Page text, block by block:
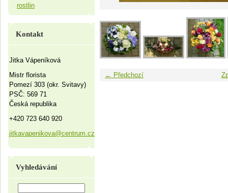
← Předchozí
rostlin
Kontakt
Jitka Vápeníková
Mistr florista
Pomezí 303 (okr. Svitavy)
PSČ: 569 71
Česká republika
+420 723 640 920
jitkavapenikova@centrum.cz
Vyhledávání